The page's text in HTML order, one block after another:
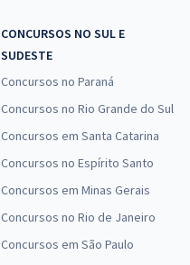
CONCURSOS NO SUL E
SUDESTE
Concursos no Paraná
Concursos no Rio Grande do Sul
Concursos em Santa Catarina
Concursos no Espírito Santo
Concursos em Minas Gerais
Concursos no Rio de Janeiro
Concursos em São Paulo